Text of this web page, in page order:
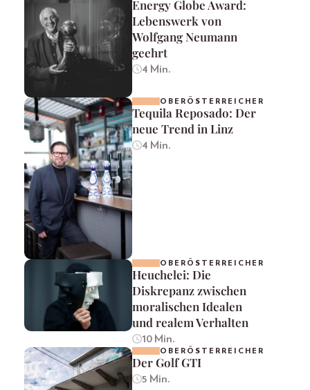
Energy Globe Award:
Lebenswerk von
Wolfgang Neumann
geehrt
4 Min.
OBERÖSTERREICHER
Tequila Reposado: Der
neue Trend in Linz
4 Min.
OBERÖSTERREICHER
Heuchelei: Die
Diskrepanz zwischen
moralischen Idealen
und realem Verhalten
10 Min.
OBERÖSTERREICHER
Der Golf GTI
5 Min.